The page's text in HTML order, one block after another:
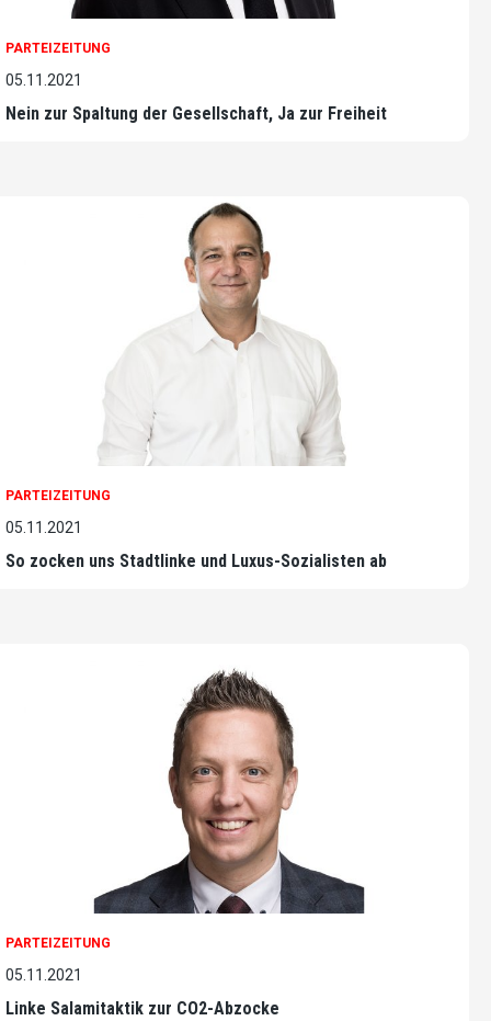
PARTEIZEITUNG
05.11.2021
Nein zur Spaltung der Gesellschaft, Ja zur Freiheit
PARTEIZEITUNG
05.11.2021
So zocken uns Stadtlinke und Luxus-Sozialisten ab
PARTEIZEITUNG
05.11.2021
Linke Salamitaktik zur CO2-Abzocke